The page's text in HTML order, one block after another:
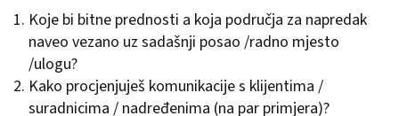
Koje bi bitne prednosti a koja područja za napredak
naveo vezano uz sadašnji posao /radno mjesto
/ulogu?
Kako procjenjuješ komunikacije s klijentima /
suradnicima / nadređenima (na par primjera)?